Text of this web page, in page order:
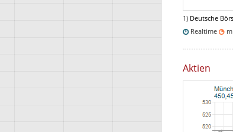
1) Deutsche
Realtime
Aktien